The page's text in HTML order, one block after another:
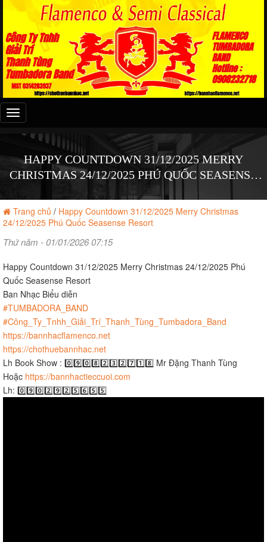
Đây
là
menu
HAPPY COUNTDOWN 31/12/2025 MERRY
CHRISTMAS 24/12/2025 PHÚ QUỐC SEASENSE
RESORT
Trang chủ / Happy Countdown 31/12/2025 Merry Christmas
24/12/2025 Phú Quốc Seasense Resort
Thứ năm - 01/01/2026 07:15
Happy Countdown 31/12/2025 Merry Christmas 24/12/2025 Phú
Quốc Seasense Resort
Ban Nhạc Biểu diễn
#TUMBADORA_BAND
#Công_Ty_Tnhh_Giải_Trí_Thanh_Tùng_Tumbadora_Band
https://bannhacflamenco.net
https://chothuebannhac.net
Lh Book Show : 0️⃣9️⃣0️⃣8️⃣2️⃣3️⃣2️⃣7️⃣1️⃣8️⃣ Mr Đặng Thanh Tùng
Hoặc https://bannhactieccuoi.com​​​
Lh: 0️⃣9️⃣0️⃣2️⃣9️⃣2️⃣5️⃣6️⃣5️⃣5️⃣